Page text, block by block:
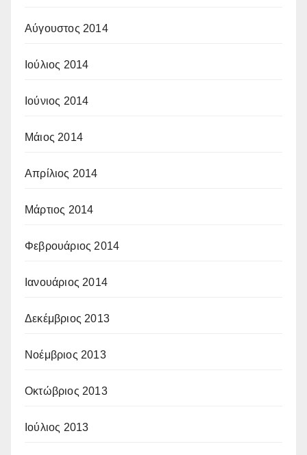
Αύγουστος 2014
Ιούλιος 2014
Ιούνιος 2014
Μάιος 2014
Απρίλιος 2014
Μάρτιος 2014
Φεβρουάριος 2014
Ιανουάριος 2014
Δεκέμβριος 2013
Νοέμβριος 2013
Οκτώβριος 2013
Ιούλιος 2013